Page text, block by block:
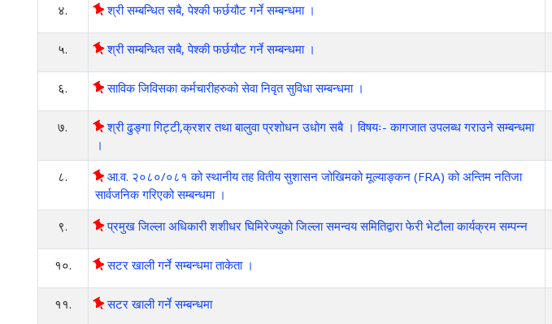
४. श्री सम्बन्धित सबै, पेश्की फर्छयौट गर्ने सम्बन्धमा ।
५. श्री सम्बन्धित सबै, पेश्की फर्छयौट गर्ने सम्बन्धमा ।
६. साविक जिविसका कर्मचारीहरुको सेवा निवृत सुविधा सम्बन्धमा ।
७.
श्री ढुङ्गा गिट्टी,क्रशर तथा बालुवा प्रशोधन उधोग सबै । विषयः- कागजात उपलब्ध गराउने सम्बन्धमा
।
८.
आ.व. २०८०/०८१ को स्थानीय तह वितीय सुशासन जोखिमको मूल्याङ्कन (FRA) को अन्तिम नतिजा
सार्वजनिक गरिएको सम्बन्धमा ।
९. प्रमुख जिल्ला अधिकारी शशीधर घिमिरेज्युको जिल्ला समन्वय समितिद्वारा फेरी भेटौला कार्यक्रम सम्पन्न
१०. सटर खाली गर्ने सम्बन्धमा ताकेता ।
११. सटर खाली गर्ने सम्बन्धमा